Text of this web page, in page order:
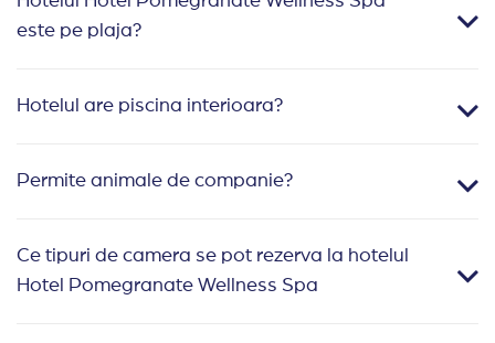
este pe plaja?
Hotelul are piscina interioara?
Permite animale de companie?
Ce tipuri de camera se pot rezerva la hotelul
Hotel Pomegranate Wellness Spa